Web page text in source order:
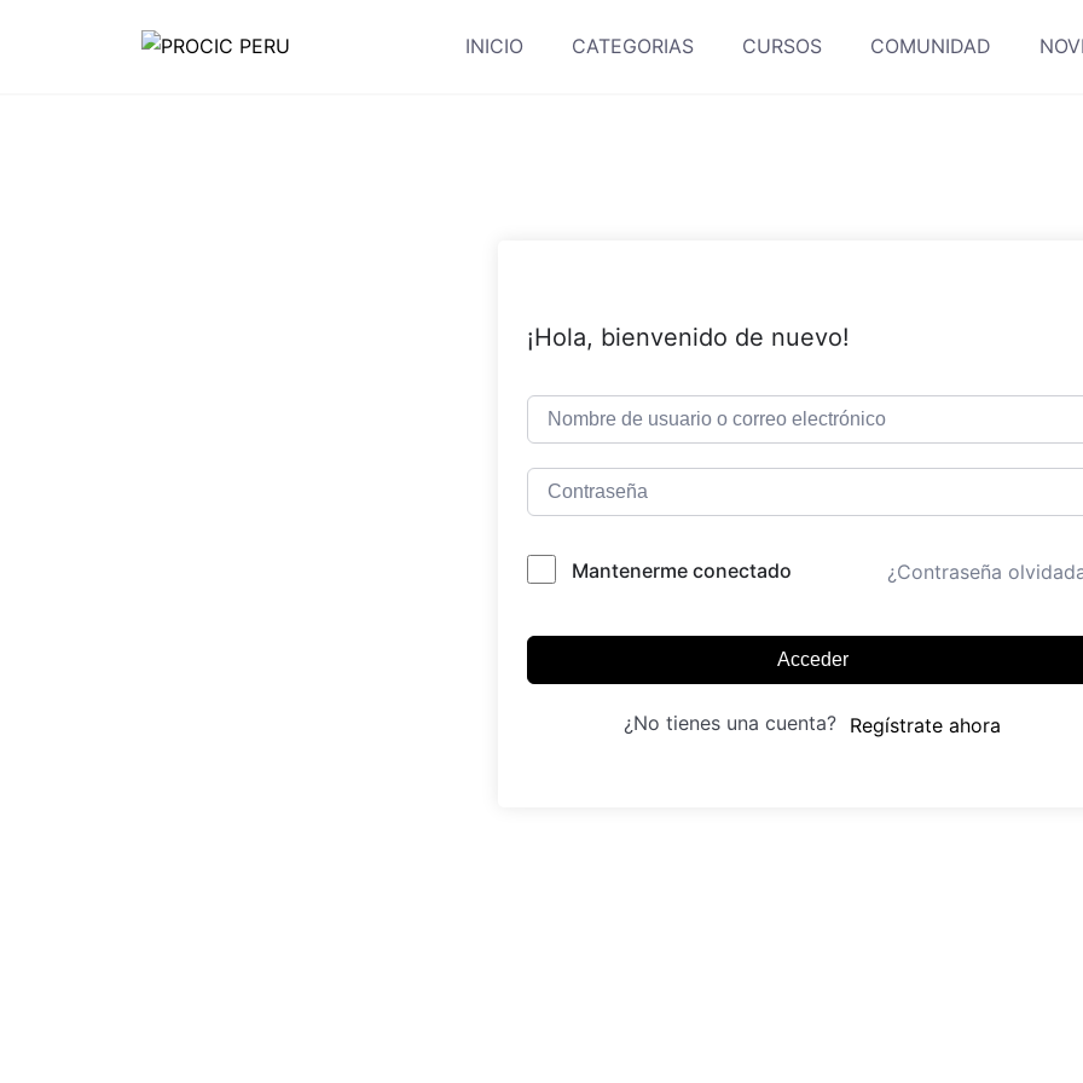
INICIO CATEGORIAS CURSOS COMUNIDAD
¡Hola, bienvenido de nuevo!
Mantenerme conectado ¿Contraseña
Acceder
¿No tienes una cuenta? Regístrate ahora